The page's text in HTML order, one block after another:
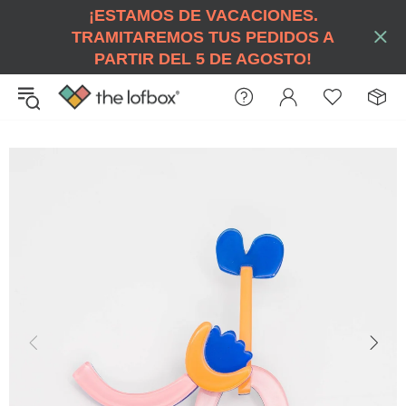
¡ESTAMOS DE VACACIONES.
TRAMITAREMOS TUS PEDIDOS A
PARTIR DEL 5 DE AGOSTO!